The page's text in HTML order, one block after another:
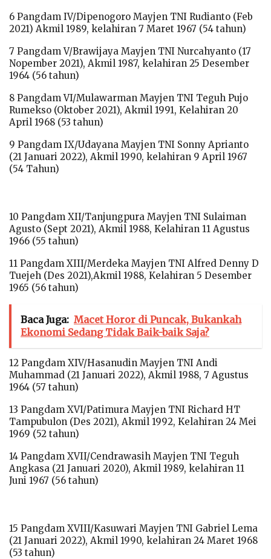
6 Pangdam IV/Dipenogoro Mayjen TNI Rudianto (Feb
2021) Akmil 1989, kelahiran 7 Maret 1967 (54 tahun)
7 Pangdam V/Brawijaya Mayjen TNI Nurcahyanto (17
Nopember 2021), Akmil 1987, kelahiran 25 Desember
1964 (56 tahun)
8 Pangdam VI/Mulawarman Mayjen TNI Teguh Pujo
Rumekso (Oktober 2021), Akmil 1991, Kelahiran 20
April 1968 (53 tahun)
9 Pangdam IX/Udayana Mayjen TNI Sonny Aprianto
(21 Januari 2022), Akmil 1990, kelahiran 9 April 1967
(54 Tahun)
10 Pangdam XII/Tanjungpura Mayjen TNI Sulaiman
Agusto (Sept 2021), Akmil 1988, Kelahiran 11 Agustus
1966 (55 tahun)
11 Pangdam XIII/Merdeka Mayjen TNI Alfred Denny D
Tuejeh (Des 2021),Akmil 1988, Kelahiran 5 Desember
1965 (56 tahun)
Baca Juga: Macet Horor di Puncak, Bukankah
Ekonomi Sedang Tidak Baik-baik Saja?
12 Pangdam XIV/Hasanudin Mayjen TNI Andi
Muhammad (21 Januari 2022), Akmil 1988, 7 Agustus
1964 (57 tahun)
13 Pangdam XVI/Patimura Mayjen TNI Richard HT
Tampubulon (Des 2021), Akmil 1992, Kelahiran 24 Mei
1969 (52 tahun)
14 Pangdam XVII/Cendrawasih Mayjen TNI Teguh
Angkasa (21 Januari 2020), Akmil 1989, kelahiran 11
Juni 1967 (56 tahun)
15 Pangdam XVIII/Kasuwari Mayjen TNI Gabriel Lema
(21 Januari 2022), Akmil 1990, kelahiran 24 Maret 1968
(53 tahun)